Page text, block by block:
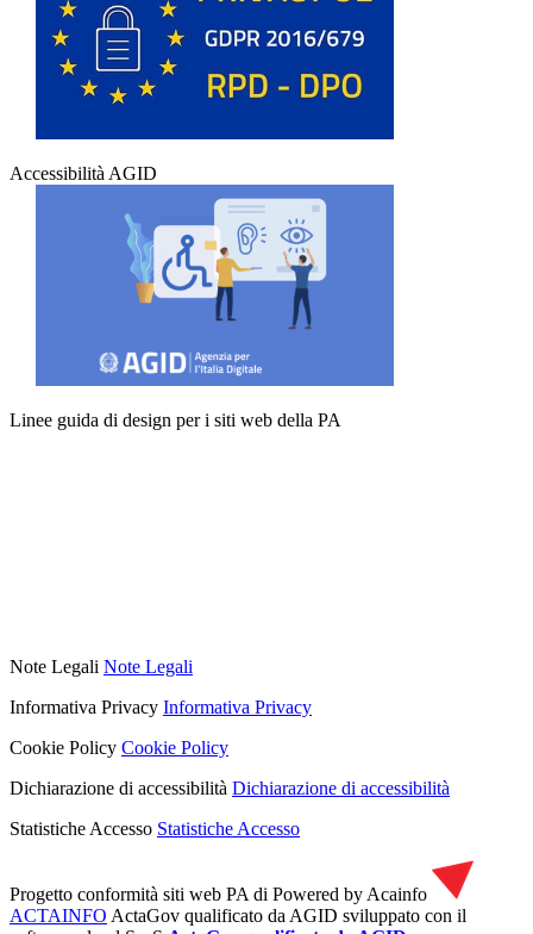
Accessibilità AGID
Linee guida di design per i siti web della PA
Note Legali Note Legali
Informativa Privacy Informativa Privacy
Cookie Policy Cookie Policy
Dichiarazione di accessibilità Dichiarazione di accessibilità
Statistiche Accesso Statistiche Accesso
Progetto conformità siti web PA di Powered by Acainfo
ACTAINFO ActaGov qualificato da AGID sviluppato con il